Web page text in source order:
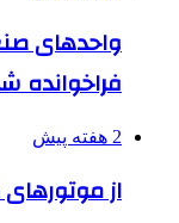
واحدهای
فراخوانده
2 هفته پیش
از